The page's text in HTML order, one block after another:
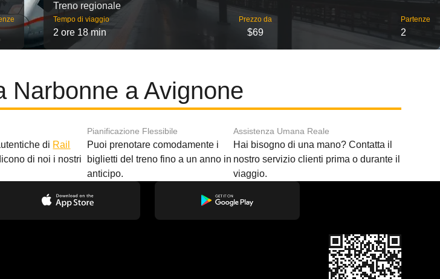
Treno regionale
Tempo di viaggio
2 ore 18 min
Prezzo da
$69
Partenze
2
Narbonne a Avignone
di Rail
di noi i nostri
Pianificazione Flessibile
Puoi prenotare comodamente i
biglietti del treno fino a un anno in
anticipo.
Assistenza Umana Reale
Hai bisogno di una mano? Contatta il
nostro servizio clienti prima o durante il
viaggio.